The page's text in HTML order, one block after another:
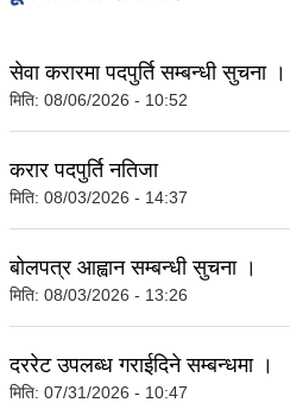
सेवा करारमा पदपुर्ति सम्बन्धी सुचना ।
मिति: 08/06/2026 - 10:52
करार पदपुर्ति नतिजा
मिति: 08/03/2026 - 14:37
बोलपत्र आह्वान सम्बन्धी सुचना ।
मिति: 08/03/2026 - 13:26
दररेट उपलब्ध गराईदिने सम्बन्धमा ।
मिति: 07/31/2026 - 10:47